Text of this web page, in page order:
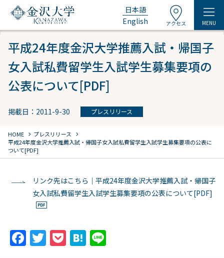
日本語
English
アクセス MENU
平成24年度金沢大学推薦入試・帰国子
女入試私費留学生入試学生募集要項の
公表について[PDF]
掲載日：2011-9-30 プレスリリース
HOME chevron_right プレスリリース chevron_right
平成24年度金沢大学推薦入試・帰国子女入試私費留学生入試学生募集要項の公表に
ついて[PDF]
リンク先はこちら｜平成24年度金沢大学推薦入試・帰国子
女入試私費留学生入試学生募集要項の公表について[PDF]
F T P H